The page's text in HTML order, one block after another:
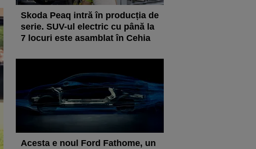
Skoda Peaq intră în producția de
serie. SUV-ul electric cu până la
7 locuri este asamblat în Cehia
Acesta e noul Ford Fathome, un